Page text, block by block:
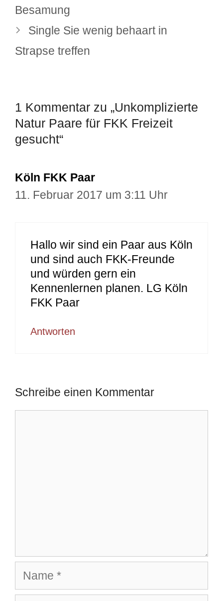
Besamung
Single Sie wenig behaart in
Strapse treffen
1 Kommentar zu „Unkomplizierte
Natur Paare für FKK Freizeit
gesucht“
Köln FKK Paar
11. Februar 2017 um 3:11 Uhr
Hallo wir sind ein Paar aus Köln
und sind auch FKK-Freunde
und würden gern ein
Kennenlernen planen. LG Köln
FKK Paar
Antworten
Schreibe einen Kommentar
Name